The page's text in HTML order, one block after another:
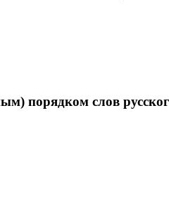
порядком слов